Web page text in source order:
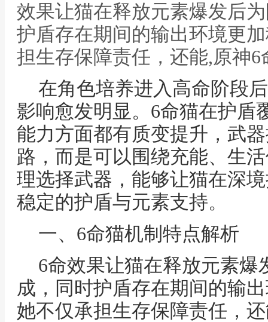
效果让猫在释放元素爆发后
护盾存在期间的输出环境更
担生存保障责任，还能,原神6
在角色培养进入高命阶段
影响愈发明显。6命猫在护盾
能力方面都有质变提升，武
路，而是可以围绕充能、生
理选择武器，能够让猫在深
稳定的护盾与元素支持。
一、6命猫机制特点解析
6命效果让猫在释放元素爆
成，同时护盾存在期间的输
她不仅承担生存保障责任，